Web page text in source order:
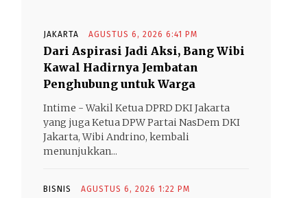
JAKARTA AGUSTUS 6, 2026 6:41 PM
Dari Aspirasi Jadi Aksi, Bang Wibi
Kawal Hadirnya Jembatan
Penghubung untuk Warga
Intime - Wakil Ketua DPRD DKI Jakarta
yang juga Ketua DPW Partai NasDem DKI
Jakarta, Wibi Andrino, kembali
menunjukkan...
BISNIS AGUSTUS 6, 2026 1:22 PM